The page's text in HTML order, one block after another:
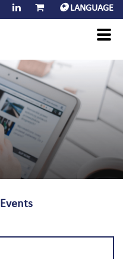
LANGUAGE
Events